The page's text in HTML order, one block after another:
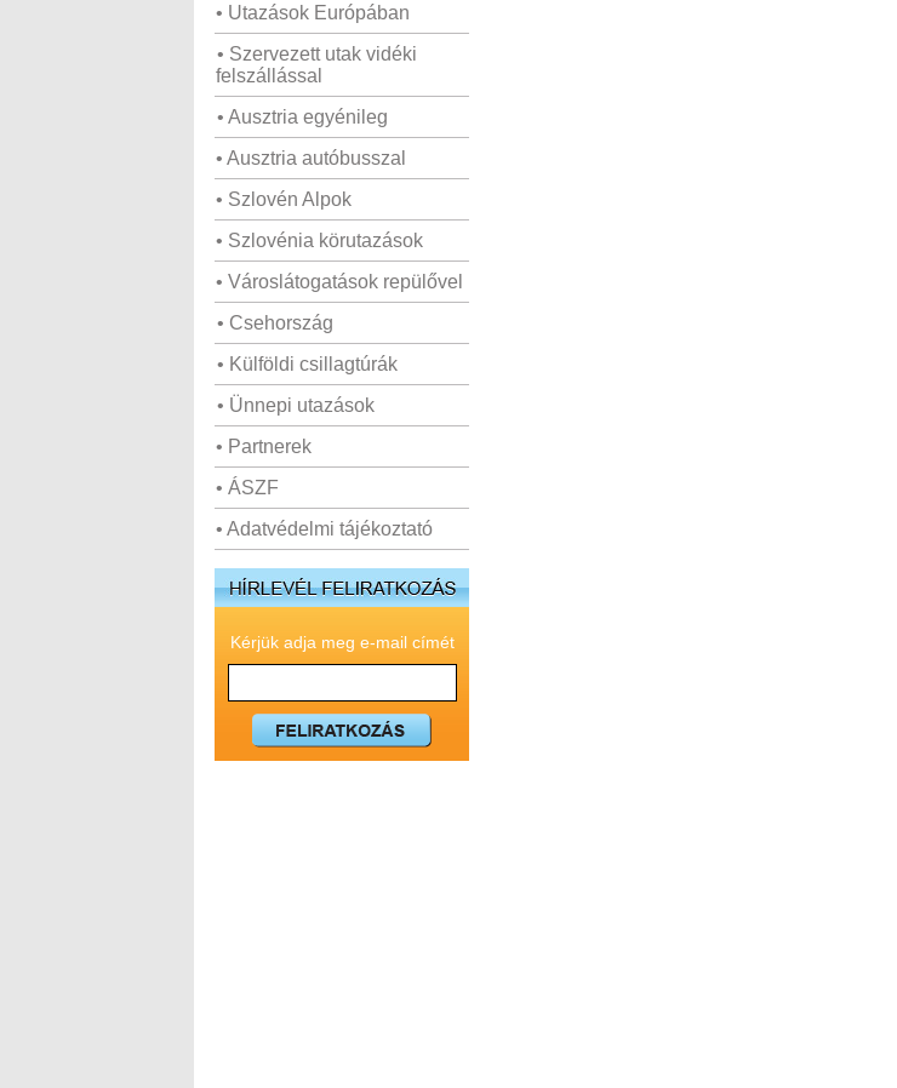
• Utazások Európában
• Szervezett utak vidéki
felszállással
• Ausztria egyénileg
• Ausztria autóbusszal
• Szlovén Alpok
• Szlovénia körutazások
• Városlátogatások repülővel
• Csehország
• Külföldi csillagtúrák
• Ünnepi utazások
• Partnerek
• ÁSZF
• Adatvédelmi tájékoztató
Kérjük adja meg e-mail címét